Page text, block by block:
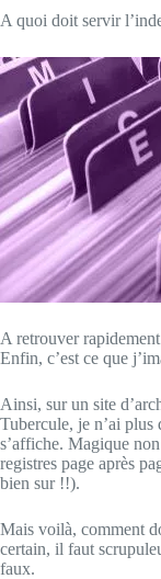
A quoi doit servir
A retrouver
Enfin, c’est ce que
Ainsi, sur un site
Tubercule, je n’ai
s’affiche. Magique
registres page après
bien sur !!).
Mais voilà, comment
certain, il faut
faux.